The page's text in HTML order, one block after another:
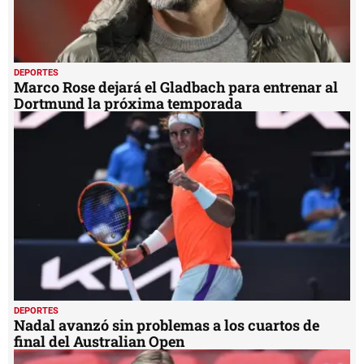
DEPORTES
Marco Rose dejará el Gladbach para entrenar al
Dortmund la próxima temporada
DEPORTES
Nadal avanzó sin problemas a los cuartos de
final del Australian Open